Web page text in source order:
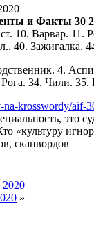
и Факты 30
10. Варвар.
40. Зажигалка.
4.
34. Чили.
krosswordy/aif-
это
«культуру
»